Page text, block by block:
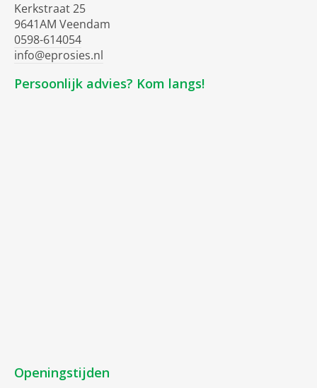
Kerkstraat 25
9641AM Veendam
0598-614054
info@eprosies.nl
Persoonlijk advies? Kom langs!
Openingstijden